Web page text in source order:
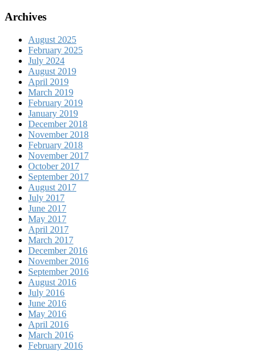
Archives
August 2025
February 2025
July 2024
August 2019
April 2019
March 2019
February 2019
January 2019
December 2018
November 2018
February 2018
November 2017
October 2017
September 2017
August 2017
July 2017
June 2017
May 2017
April 2017
March 2017
December 2016
November 2016
September 2016
August 2016
July 2016
June 2016
May 2016
April 2016
March 2016
February 2016